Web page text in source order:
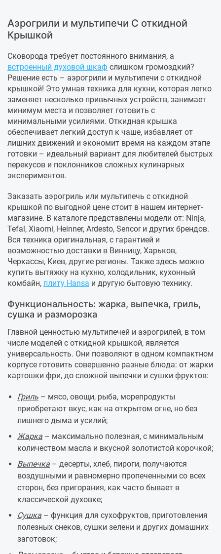
Аэрогрили и мультипечи С откидной
Крышкой
Сковорода требует постоянного внимания, а
встроенный духовой шкаф слишком громоздкий?
Решение есть – аэрогрили и мультипечи с откидной
крышкой! Это умная техника для кухни, которая легко
заменяет несколько привычных устройств, занимает
минимум места и позволяет готовить с
минимальными усилиями. Откидная крышка
обеспечивает легкий доступ к чаше, избавляет от
лишних движений и экономит время на каждом этапе
готовки – идеальный вариант для любителей быстрых
перекусов и поклонников сложных кулинарных
экспериментов.
Заказать аэрогриль или мультипечь с откидной
крышкой по выгодной цене стоит в нашем интернет-
магазине. В каталоге представлены модели от: Ninja,
Tefal, Xiaomi, Heinner, Ardesto, Sencor и других брендов.
Вся техника оригинальная, с гарантией и
возможностью доставки в Винницу, Харьков,
Черкассы, Киев, другие регионы. Также здесь можно
купить вытяжку на кухню, холодильник, кухонный
комбайн, плиту Hansa и другую бытовую технику.
Функциональность: жарка, выпечка, гриль,
сушка и разморозка
Главной ценностью мультипечей и аэрогрилей, в том
числе моделей с откидной крышкой, является
универсальность. Они позволяют в одном компактном
корпусе готовить совершенно разные блюда: от жарки
картошки фри, до сложной выпечки и сушки фруктов:
Гриль – мясо, овощи, рыба, морепродукты
приобретают вкус, как на открытом огне, но без
лишнего дыма и усилий;
Жарка – максимально полезная, с минимальным
количеством масла и вкусной золотистой корочкой;
Выпечка – десерты, хлеб, пироги, получаются
воздушными и равномерно пропеченными со всех
сторон, без пригорания, как часто бывает в
классической духовке;
Сушка – функция для сухофруктов, приготовления
полезных снеков, сушки зелени и других домашних
заготовок;